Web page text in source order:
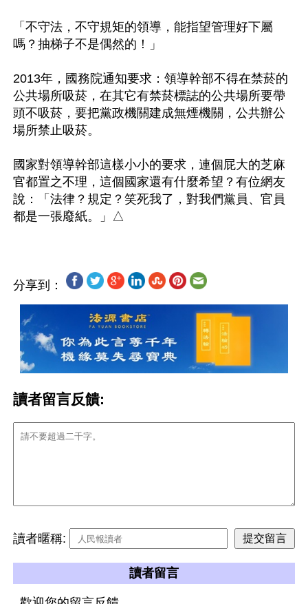
「不守法，不守規矩的領導，能指望管理好下屬
嗎？抽梯子不是偶然的！」
2013年，國務院通知要求：領導幹部不得在禁菸的
公共場所吸菸，在其它有禁菸標誌的公共場所要帶
頭不吸菸，要把黨政機關建成無煙機關，公共辦公
場所禁止吸菸。
國家對領導幹部這樣小小的要求，連個屁大的芝麻
官都置之不理，這個國家還有什麼希望？有位網友
說：「法律？規定？笑死我了，對我們黨員、官員
分享到：
讀者留言反饋:
讀者暱稱:
讀者留言